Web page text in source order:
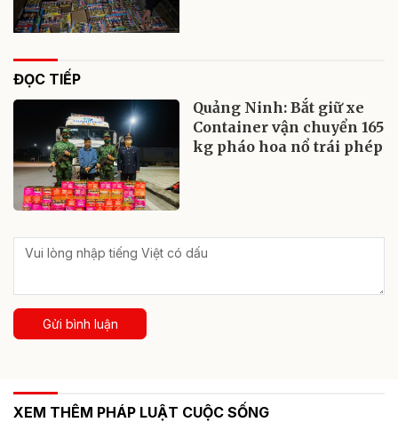
ĐỌC TIẾP
Quảng Ninh: Bắt giữ xe
Container vận chuyển 165
kg pháo hoa nổ trái phép
Gửi bình luận
XEM THÊM PHÁP LUẬT CUỘC SỐNG